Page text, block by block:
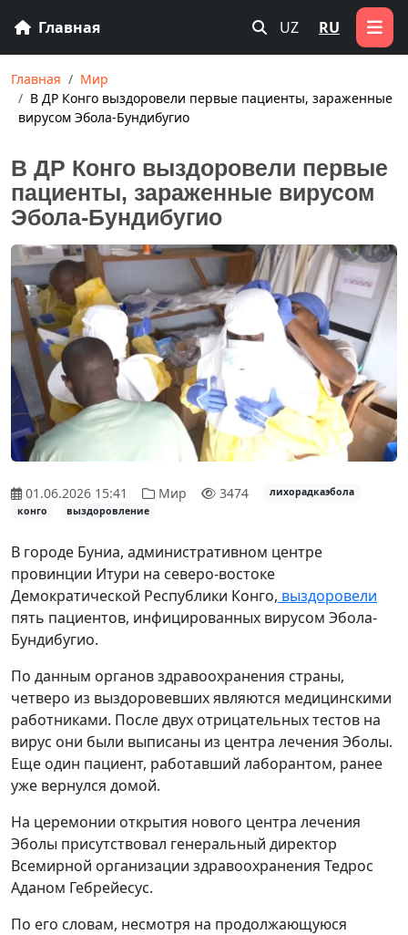
Главная UZ RU
Главная
Мир
В ДР Конго выздоровели первые пациенты, зараженные
вирусом Эбола-Бундибугио
В ДР Конго выздоровели первые
пациенты, зараженные вирусом
Эбола-Бундибугио
01.06.2026 15:41 Мир 3474
лихорадкаэбола
конго
выздоровление
В городе Буниа, административном центре
провинции Итури на северо-востоке
Демократической Республики Конго, выздоровели
пять пациентов, инфицированных вирусом Эбола-
Бундибугио.
По данным органов здравоохранения страны,
четверо из выздоровевших являются медицинскими
работниками. После двух отрицательных тестов на
вирус они были выписаны из центра лечения Эболы.
Еще один пациент, работавший лаборантом, ранее
уже вернулся домой.
На церемонии открытия нового центра лечения
Эболы присутствовал генеральный директор
Всемирной организации здравоохранения Тедрос
Аданом Гебрейесус.
По его словам, несмотря на продолжающуюся